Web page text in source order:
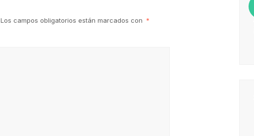
Los campos obligatorios están marcados con *